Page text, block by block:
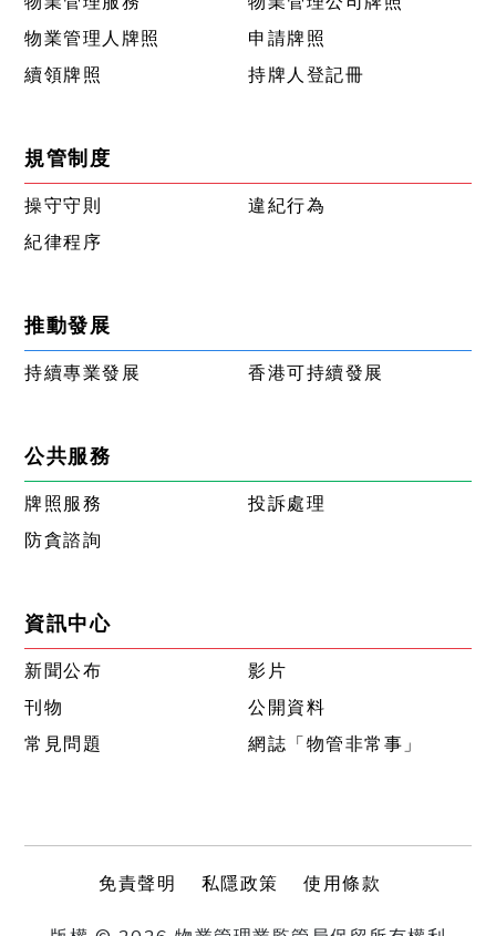
物業管理人牌照
申請牌照
續領牌照
持牌人登記冊
規管制度
操守守則
違紀行為
紀律程序
推動發展
持續專業發展 香港可持續發展
公共服務
牌照服務
投訴處理
防貪諮詢
資訊中心
新聞公布
影片
刊物
公開資料
常見問題
網誌「物管非常事」
免責聲明 私隱政策 使用條款